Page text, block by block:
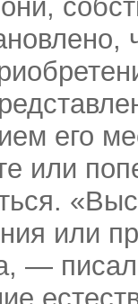
его
или
или
—